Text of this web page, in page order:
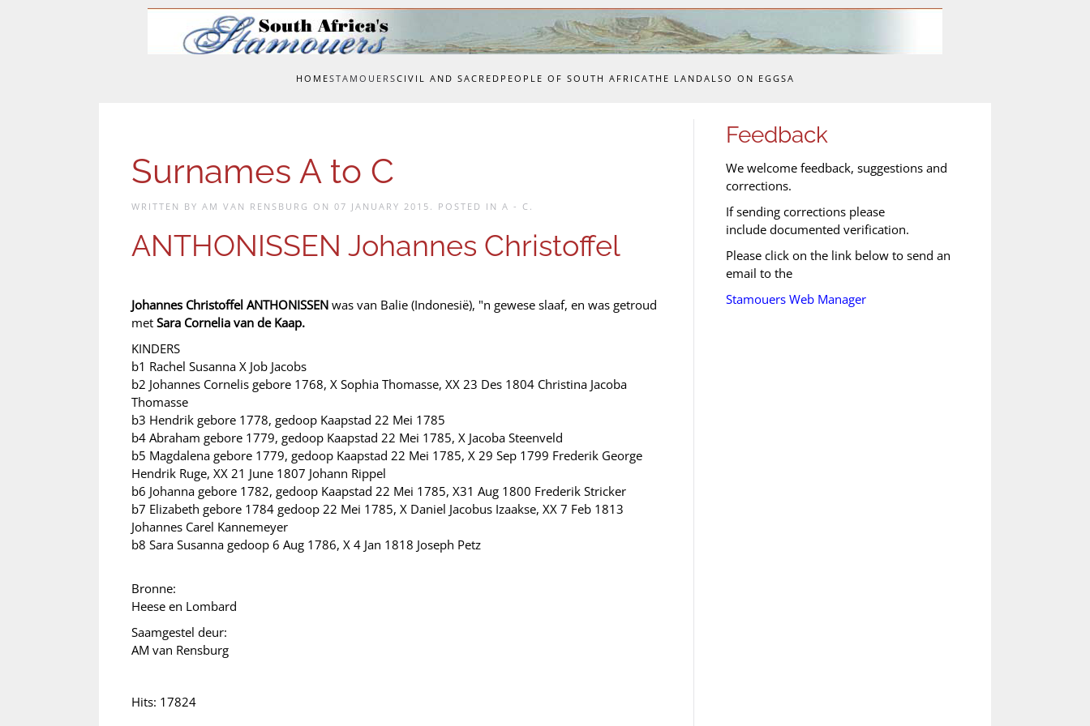
HOMESTAMOUERSCIVIL AND SACRED PEOPLE OF SOUTH AFRICATHE LANDALSO ON EGGSA
Surnames A to C
WRITTEN BY AM VAN RENSBURG ON 07 JANUARY 2015 . POSTED IN A - C .
ANTHONISSEN Johannes Christoffel
Johannes Christoffel ANTHONISSEN was van Balie (Indonesië), "n gewese slaaf, en was getroud
met Sara Cornelia van de Kaap.
KINDERS
b1 Rachel Susanna X Job Jacobs
b2 Johannes Cornelis gebore 1768, X Sophia Thomasse, XX 23 Des 1804 Christina Jacoba
Thomasse
b3 Hendrik gebore 1778, gedoop Kaapstad 22 Mei 1785
b4 Abraham gebore 1779, gedoop Kaapstad 22 Mei 1785, X Jacoba Steenveld
b5 Magdalena gebore 1779, gedoop Kaapstad 22 Mei 1785, X 29 Sep 1799 Frederik George
Hendrik Ruge, XX 21 June 1807 Johann Rippel
b6 Johanna gebore 1782, gedoop Kaapstad 22 Mei 1785, X31 Aug 1800 Frederik Stricker
b7 Elizabeth gebore 1784 gedoop 22 Mei 1785, X Daniel Jacobus Izaakse, XX 7 Feb 1813
Johannes Carel Kannemeyer
b8 Sara Susanna gedoop 6 Aug 1786, X 4 Jan 1818 Joseph Petz
Bronne:
Heese en Lombard
Saamgestel deur:
AM van Rensburg
Hits: 17824
Feedback
We welcome feedback, suggestions and
corrections.
If sending corrections please
include documented verification.
Please click on the link below to send an
email to the
Stamouers Web Manager